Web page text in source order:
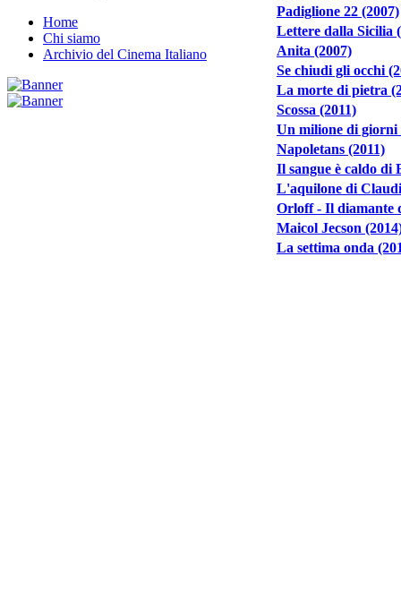
Home
Chi siamo
Archivio del Cinema Italiano
Padiglione 22 (2007)
Lettere dalla Sicilia
Anita (2007)
Se chiudi gli occhi
La morte di pietra
Scossa (2011)
Un milione di giorni
Napoletans (2011)
Il sangue è caldo di
L'aquilone di
Orloff - Il diamante
Maicol Jecson
La settima onda